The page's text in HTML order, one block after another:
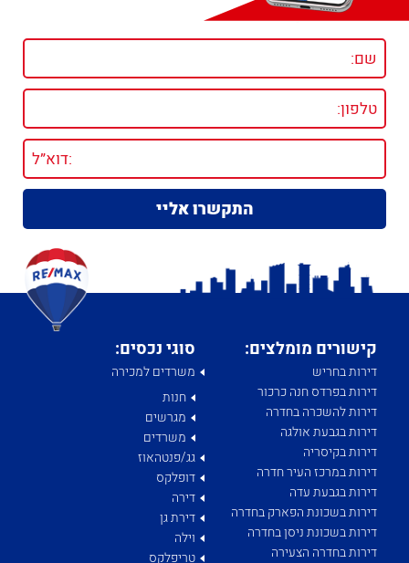
קישורים מומלצים:
דירות בחריש
דירות בפרדס חנה כרכור
דירות להשכרה בחדרה
דירות בגבעת אולגה
דירות בקיסריה
דירות במרכז העיר חדרה
דירות בגבעת עדה
דירות בשכונת הפארק בחדרה
דירות בשכונת ניסן בחדרה
דירות בחדרה הצעירה
סוגי נכסים:
משרדים למכירה
חנות
מגרשים
משרדים
גג/פנטהאוז
דופלקס
דירה
דירת גן
וילה
טריפלקס